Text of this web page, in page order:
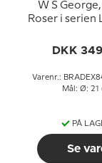
W S
Roser i serien
DKK
Varenr.:
Mål: Ø: 21
PÅ
Se